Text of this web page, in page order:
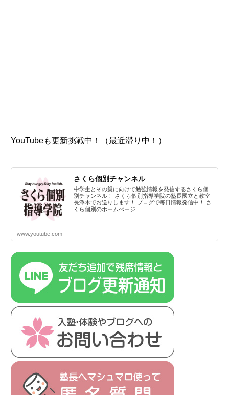
YouTubeも更新挑戦中！（最近滞り中！）
さくら個別チャンネル
中学生とその親に向けて勉強情報を発信するさくら個
別チャンネル！ さくら個別指導学院の塾長國立と教室
長澤木でお送りします！ ブログで毎日情報発信中！ さ
くら個別のホームぺージ
www.youtube.com